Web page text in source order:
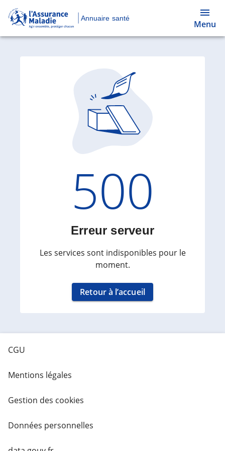
Annuaire santé
Menu
Code
500
Erreur serveur
Les services sont indisponibles pour le
moment.
Retour à l’accueil
CGU
Mentions légales
Gestion des cookies
Données personnelles